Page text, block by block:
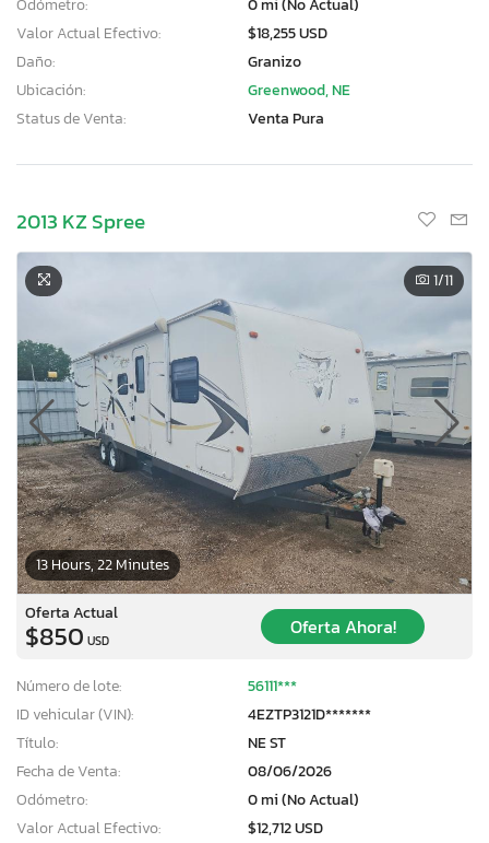
Valor Actual Efectivo:
$18,255 USD
Daño:
Granizo
Ubicación:
Greenwood, NE
Status de Venta:
Venta Pura
2013 KZ Spree
13 Hours, 22 Minutes
1/11
Oferta Actual
$850 USD
Oferta Ahora!
Número de lote:
56111***
ID vehicular (VIN):
4EZTP3121D*******
Título:
NE ST
Fecha de Venta:
08/06/2026
Odómetro:
0 mi (No Actual)
Valor Actual Efectivo:
$12,712 USD